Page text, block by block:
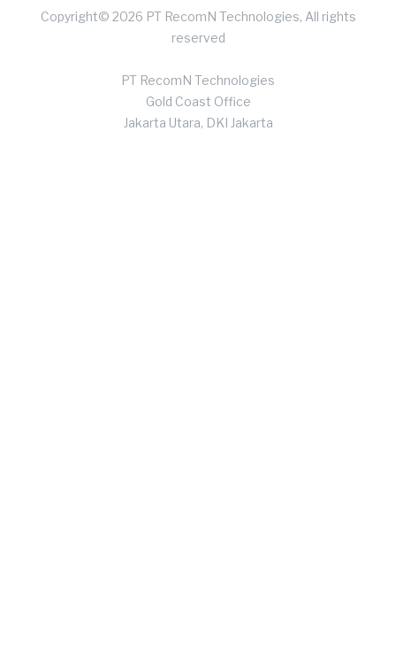
Copyright© 2026 PT RecomN Technologies, All rights
reserved
PT RecomN Technologies
Gold Coast Office
Jakarta Utara, DKI Jakarta